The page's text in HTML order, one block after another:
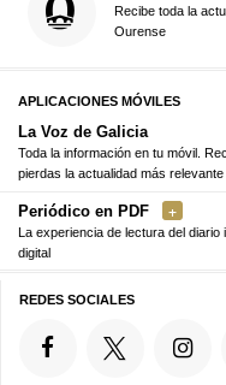
Recibe toda la
Ourense
APLICACIONES MÓVILES
La Voz de Galicia
Toda la información en tu móvil.
pierdas la actualidad más relevante
Periódico en PDF
La experiencia de lectura del
digital
REDES SOCIALES